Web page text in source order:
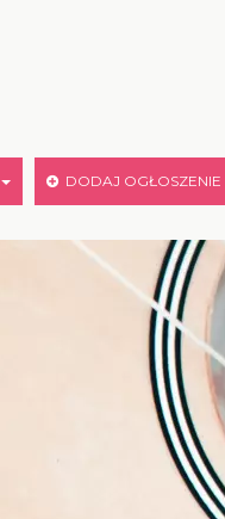
DODAJ OGŁOSZENIE